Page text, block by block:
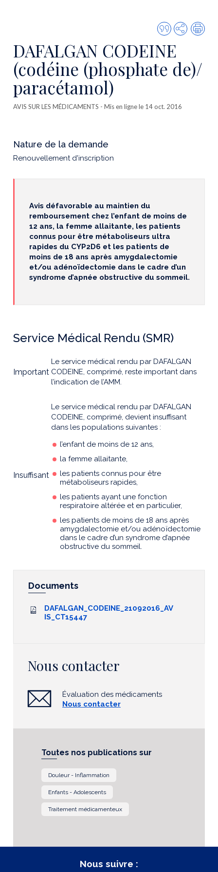
Citer
cette
publication
Partager
DAFALGAN CODEINE
(codéine (phosphate de)/
paracétamol)
AVIS SUR LES MÉDICAMENTS - Mis en ligne le 14 oct. 2016
Nature de la demande
Renouvellement d'inscription
Avis défavorable au maintien du
remboursement chez l’enfant de moins de
12 ans, la femme allaitante, les patients
connus pour être métaboliseurs ultra
rapides du CYP2D6 et les patients de
moins de 18 ans après amygdalectomie
et/ou adénoïdectomie dans le cadre d’un
syndrome d’apnée obstructive du sommeil.
Service Médical Rendu (SMR)
Important
Le service médical rendu par DAFALGAN
CODEINE, comprimé, reste important dans
l’indication de l’AMM.
Insuffisant
Le service médical rendu par DAFALGAN
CODEINE, comprimé, devient insuffisant
dans les populations suivantes :
l’enfant de moins de 12 ans,
la femme allaitante,
les patients connus pour être
métaboliseurs rapides,
les patients ayant une fonction
respiratoire altérée et en particulier,
les patients de moins de 18 ans après
amygdalectomie et/ou adénoïdectomie
dans le cadre d’un syndrome d’apnée
obstructive du sommeil.
Documents
DAFALGAN_CODEINE_21092016_AV
IS_CT15447
Nous contacter
Évaluation des médicaments
Nous contacter
Toutes nos publications sur
Douleur - Inflammation
Enfants - Adolescents
Traitement médicamenteux
Nous suivre :